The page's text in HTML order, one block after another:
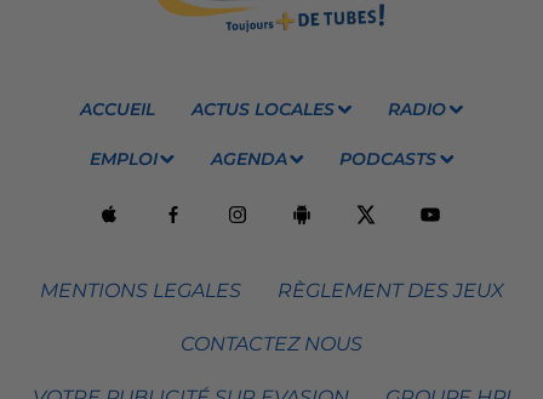
ACCUEIL ACTUS LOCALES RADIO
EMPLOI AGENDA PODCASTS
MENTIONS LEGALES RÈGLEMENT DES JEUX
CONTACTEZ NOUS